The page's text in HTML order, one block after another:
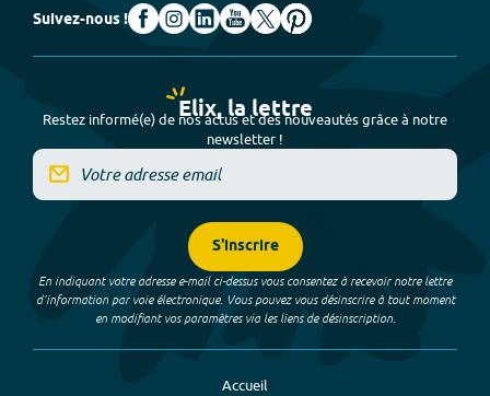
Suivez-nous !
Elix, la lettre
Restez informé(e) de nos actus et des nouveautés grâce à notre
newsletter !
S'inscrire
En indiquant votre adresse e-mail ci-dessus vous consentez à recevoir notre lettre
d’information par voie électronique. Vous pouvez vous désinscrire à tout moment
en modifiant vos paramètres via les liens de désinscription.
Accueil